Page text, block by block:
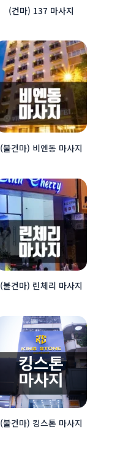
(건마) 137 마사지
(불건마) 비엔동 마사지
(불건마) 린체리 마사지
(불건마) 킹스톤 마사지